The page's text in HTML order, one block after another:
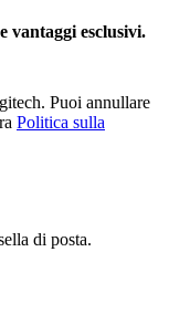
vantaggi esclusivi.
Puoi annullare
Politica sulla
di posta.